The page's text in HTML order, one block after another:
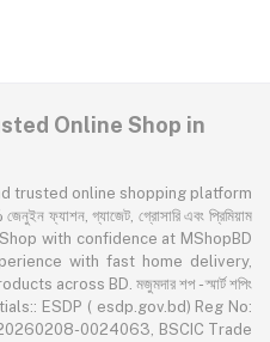
Online Shop in
trusted online shopping platform
ফ্যাশন, গ্যাজেট, গ্রোসারি এবং প্রিমিয়াম
করি। Shop with confidence at MShopBD
with fast home delivery,
across BD. মজুমদার শপ - স্মার্ট শপিং
ESDP ( esdp.gov.bd) Reg No:
0024063, BSCIC Trade